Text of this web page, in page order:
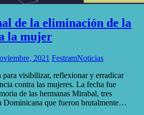
de la eliminación de la
la mujer
2021 FestramNoticias
visibilizar, reflexionar y erradicar
contra las mujeres. La fecha fue
de las hermanas Mirabal, tres
Dominicana que fueron brutalmente…